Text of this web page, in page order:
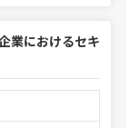
業におけるセキ